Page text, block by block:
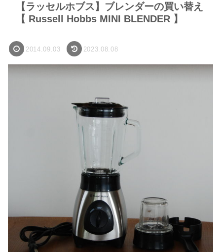
【ラッセルホブス】ブレンダーの買い替え
【 Russell Hobbs MINI BLENDER 】
2014.09.03 2023.08.08